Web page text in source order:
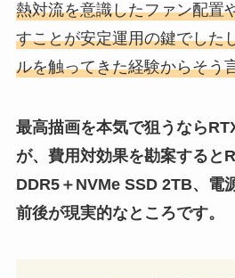
熱対流を意識したファン配置
すことが安定運用の鍵でした
ルを触ってきた経験からそう
最高描画を本気で狙うなら
が、費用対効果を勘案すると
DDR5＋NVMe SSD 2TB、電
前後が現実的なところです。